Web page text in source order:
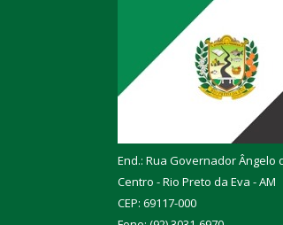
End.: Rua Governador Ângelo
Centro - Rio Preto da Eva - AM
CEP: 69117-000